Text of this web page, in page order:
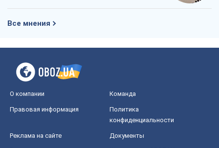
Все мнения
О компании Команда
Правовая информация
Политика
конфиденциальности
Реклама на сайте Документы